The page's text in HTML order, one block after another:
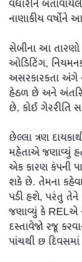
વધારીને
નાણાકીય વર્ષોને
સેબીના આ તારણો
ઓડિટિંગ,
અસરકારકતા અંગે
હેઠળ છે અને
છે, કોઈ ગેરરીતિ
છેલ્લા ત્રણ
મહેતાએ જણાવ્યું
એક કારણ કંપની
શકે છે. તેમના
પડી હશે, પરંતુ તેને
જણાવ્યું કે
દસ્તાવેજો રજૂ
પાંચથી છ